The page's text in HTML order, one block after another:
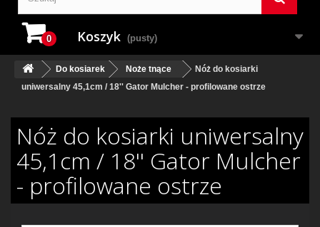
0 Koszyk (pusty)
Do kosiarek Noże tnące
Nóż do kosiarki
uniwersalny 45,1cm / 18'' Gator Mulcher - profilowane ostrze
Nóż do kosiarki uniwersalny
45,1cm / 18'' Gator Mulcher
- profilowane ostrze